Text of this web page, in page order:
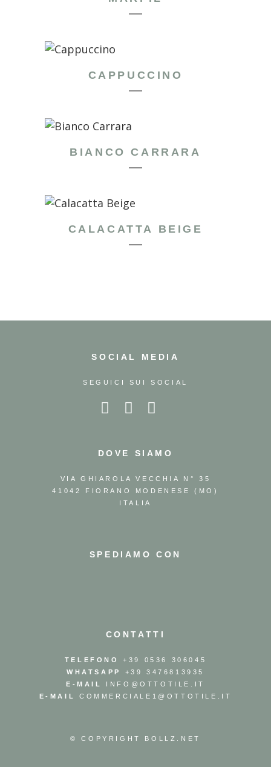
CAPPUCCINO
BIANCO CARRARA
CALACATTA BEIGE
SOCIAL MEDIA
SEGUICI SUI SOCIAL
DOVE SIAMO
VIA GHIAROLA VECCHIA N° 35
41042 FIORANO MODENESE (MO)
ITALIA
SPEDIAMO CON
CONTATTI
TELEFONO
+39 0536 306045
WHATSAPP
+39 3476813935
E-MAIL
INFO@OTTOTILE.IT
E-MAIL
COMMERCIALE1@OTTOTILE.IT
© COPYRIGHT BOLLZ.NET